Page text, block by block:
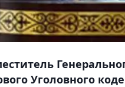
Уголовного